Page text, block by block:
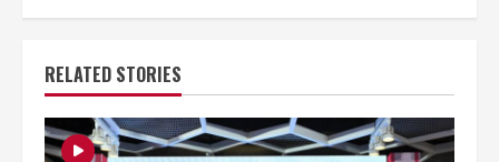
RELATED STORIES